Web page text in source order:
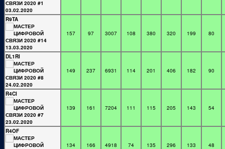
R9TA
157
97 3007 108 380 320 199 80
DL1RI
149
237 6931 114 201 406 182 90
R4CI
139
161 7204 111 115 205 143 54
R4OF
134
166 4918 74 135 296 133 48